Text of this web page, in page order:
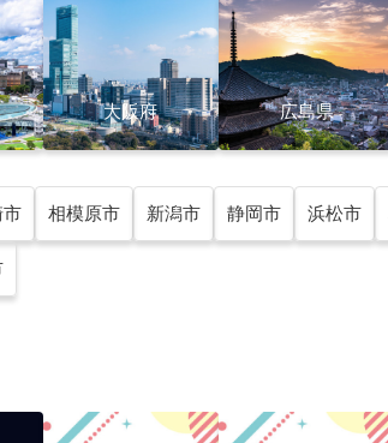
大阪府 広島県
市 相模原市 新潟市 静岡市 浜松市